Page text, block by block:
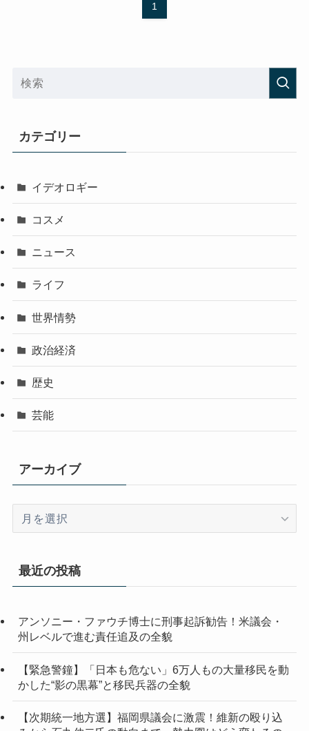
1
カテゴリー
イデオロギー
コスメ
ニュース
ライフ
世界情勢
政治経済
歴史
芸能
アーカイブ
イ
最近の投稿
アンソニー・ファウチ博士に刑事起訴勧告！米議会・
州レベルで進む責任追及の全貌
【緊急警鐘】「日本も危ない」6万人もの大量移民を動
かした“影の黒幕”と移民兵器の全貌
【次期統一地方選】福岡県議会に激震！維新の殴り込